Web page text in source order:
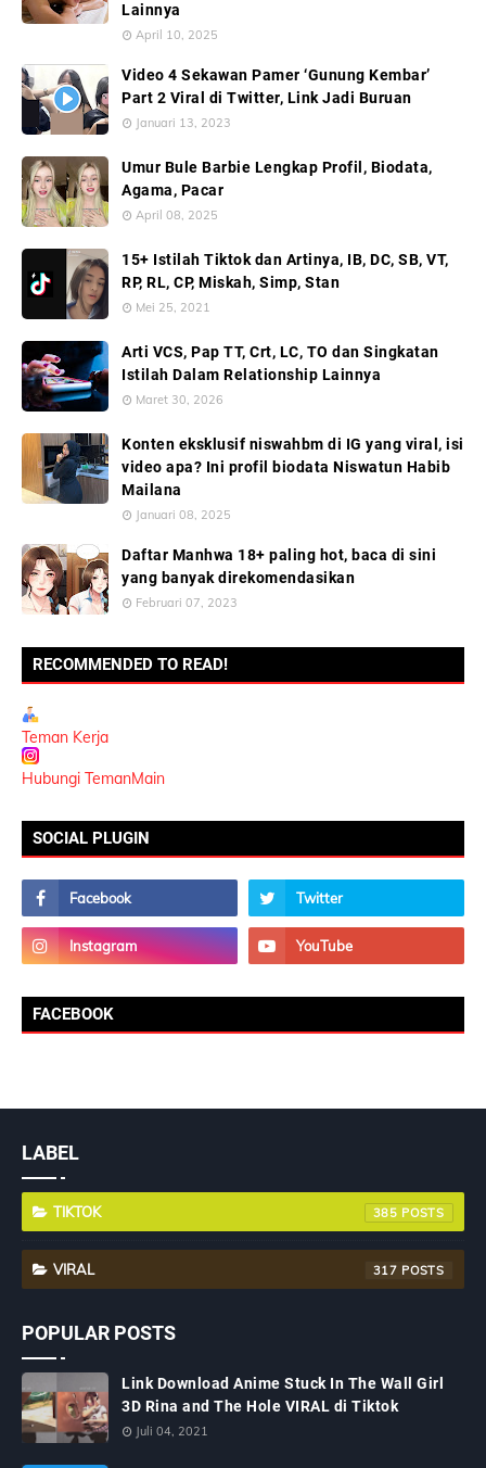
Lainnya
April 10, 2025
Video 4 Sekawan Pamer ‘Gunung Kembar’
Part 2 Viral di Twitter, Link Jadi Buruan
Januari 13, 2023
Umur Bule Barbie Lengkap Profil, Biodata,
Agama, Pacar
April 08, 2025
15+ Istilah Tiktok dan Artinya, IB, DC, SB, VT,
RP, RL, CP, Miskah, Simp, Stan
Mei 25, 2021
Arti VCS, Pap TT, Crt, LC, TO dan Singkatan
Istilah Dalam Relationship Lainnya
Maret 30, 2026
Konten eksklusif niswahbm di IG yang viral, isi
video apa? Ini profil biodata Niswatun Habib
Mailana
Januari 08, 2025
Daftar Manhwa 18+ paling hot, baca di sini
yang banyak direkomendasikan
Februari 07, 2023
RECOMMENDED TO READ!
Teman Kerja
Hubungi TemanMain
SOCIAL PLUGIN
FACEBOOK
LABEL
TIKTOK 385
VIRAL 317
POPULAR POSTS
Link Download Anime Stuck In The Wall Girl
3D Rina and The Hole VIRAL di Tiktok
Juli 04, 2021